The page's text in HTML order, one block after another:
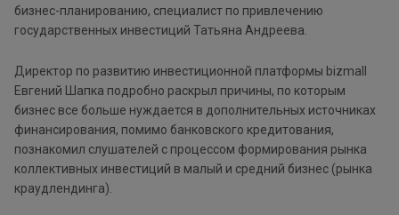
бизнес-планированию, специалист по привлечению
государственных инвестиций Татьяна Андреева.
Директор по развитию инвестиционной платформы bizmall
Евгений Шапка подробно раскрыл причины, по которым
бизнес все больше нуждается в дополнительных источниках
финансирования, помимо банковского кредитования,
познакомил слушателей с процессом формирования рынка
коллективных инвестиций в малый и средний бизнес (рынка
краудлендинга).